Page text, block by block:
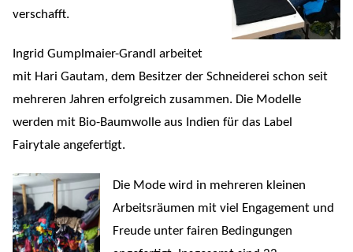
verschafft.
Ingrid Gumplmaier-Grandl arbeitet
mit Hari Gautam, dem Besitzer der Schneiderei schon seit
mehreren Jahren erfolgreich zusammen. Die Modelle
werden mit Bio-Baumwolle aus Indien für das Label
Fairytale angefertigt.
Die Mode wird in mehreren kleinen
Arbeitsräumen mit viel Engagement und
Freude unter fairen Bedingungen